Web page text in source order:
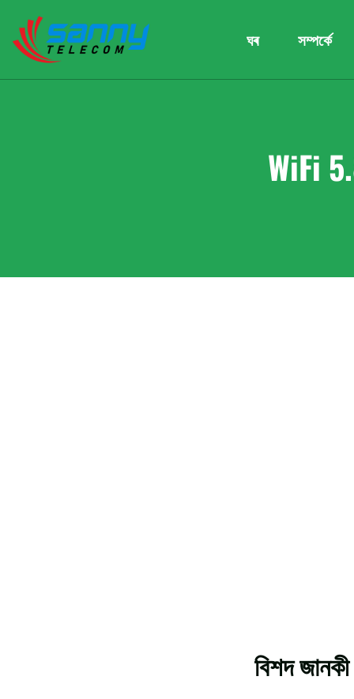
ঘৰ সম্পৰ্কে
WiFi
বিশদ